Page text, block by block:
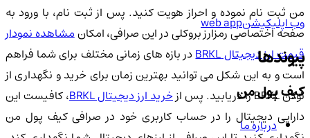
من ثبت نام نموده و احراز هویت کنید. پس از ثبت نام، با ورود به
صفحه اختصاصی رمزارز بروکلی در این صرافی، امکانمشاهده نمودار
قیمت ارز دیجیتال BRKL
در بازه های زمانی مختلف برای شما فراهم
است و به این شکل می توانید بهترین زمان برای خرید و نگهداری از
توکن BRKL را دریابید. پس از
خرید ارز دیجیتال BRKL
، کافیست این
دارایی دیجیتال را در حساب کاربری خود در صرافی کیف پول من
وب اپلیکیشنweb app
پیوندها
کیف پول من
درباره ما